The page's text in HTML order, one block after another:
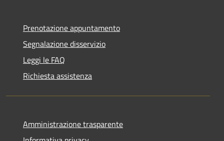
Prenotazione appuntamento
Segnalazione disservizio
Leggi le FAQ
Richiesta assistenza
Amministrazione trasparente